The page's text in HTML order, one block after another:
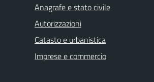
Anagrafe e stato civile
Autorizzazioni
Catasto e urbanistica
Imprese e commercio